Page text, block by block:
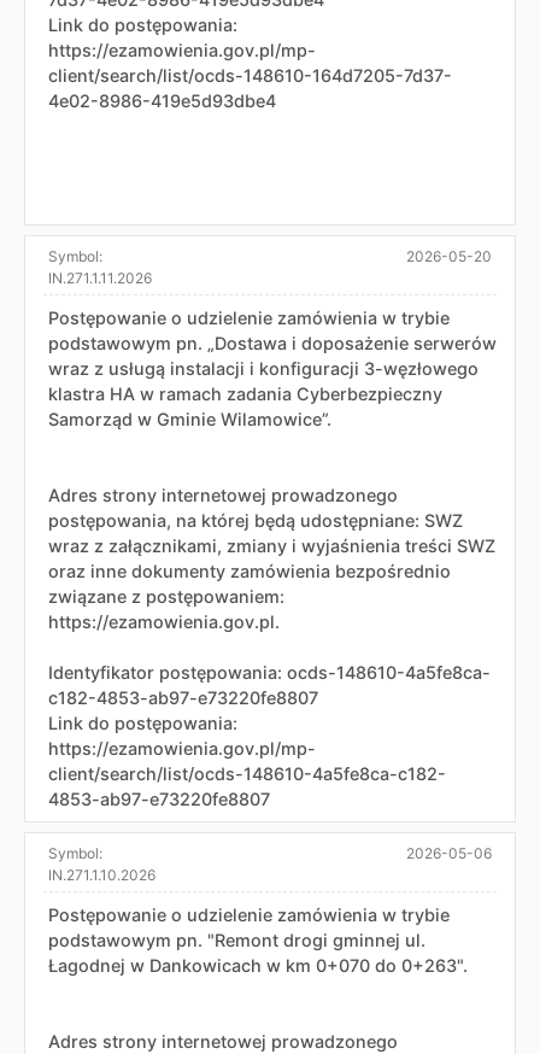
Link do postępowania:
https://ezamowienia.gov.pl/mp-
client/search/list/ocds-148610-164d7205-7d37-
4e02-8986-419e5d93dbe4
Symbol:
IN.271.1.11.2026
2026-05-20
Postępowanie o udzielenie zamówienia w trybie
podstawowym pn. „Dostawa i doposażenie serwerów
wraz z usługą instalacji i konfiguracji 3-węzłowego
klastra HA w ramach zadania Cyberbezpieczny
Samorząd w Gminie Wilamowice”.
Adres strony internetowej prowadzonego
postępowania, na której będą udostępniane: SWZ
wraz z załącznikami, zmiany i wyjaśnienia treści SWZ
oraz inne dokumenty zamówienia bezpośrednio
związane z postępowaniem:
https://ezamowienia.gov.pl.
Identyfikator postępowania: ocds-148610-4a5fe8ca-
c182-4853-ab97-e73220fe8807
Link do postępowania:
https://ezamowienia.gov.pl/mp-
client/search/list/ocds-148610-4a5fe8ca-c182-
4853-ab97-e73220fe8807
Symbol:
IN.271.1.10.2026
2026-05-06
Postępowanie o udzielenie zamówienia w trybie
podstawowym pn. "Remont drogi gminnej ul.
Łagodnej w Dankowicach w km 0+070 do 0+263".
Adres strony internetowej prowadzonego